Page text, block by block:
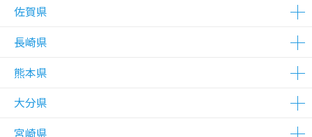
△在庫わずか
△在庫わずか
△在庫わずか
△在庫わずか
△在庫わずか
△在庫わずか
△在庫わずか
△在庫わずか
△在庫わずか
△在庫わずか
△在庫わずか
△在庫わずか
△在庫わずか
△在庫わずか
△在庫わずか
佐賀県
△在庫わずか
長崎県
△在庫わずか
△在庫わずか
熊本県
△在庫わずか
△在庫わずか
△在庫わずか
大分県
宮崎県